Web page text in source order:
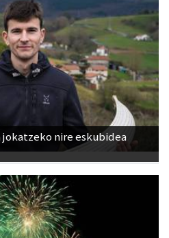
nire eskubidea